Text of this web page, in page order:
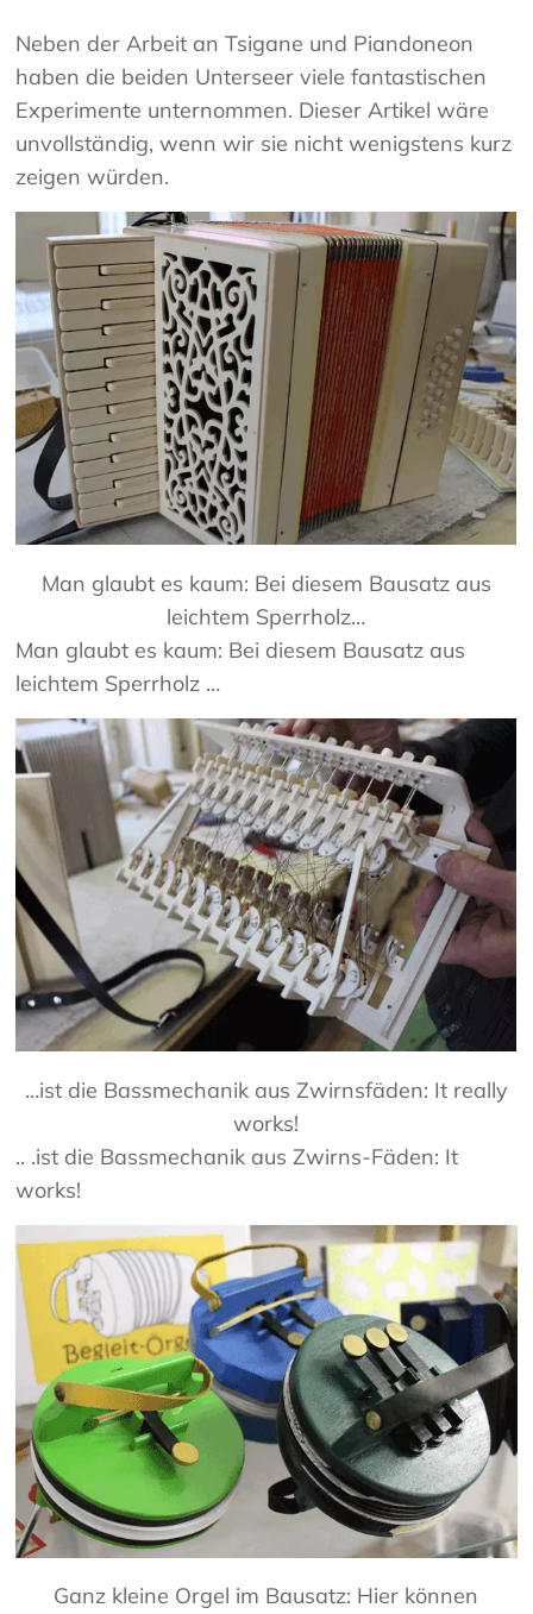
Neben der Arbeit an Tsigane und Piandoneon
haben die beiden Unterseer viele fantastischen
Experimente unternommen. Dieser Artikel wäre
unvollständig, wenn wir sie nicht wenigstens kurz
zeigen würden.
Man glaubt es kaum: Bei diesem Bausatz aus
leichtem Sperrholz…
Man glaubt es kaum: Bei diesem Bausatz aus
leichtem Sperrholz …
…ist die Bassmechanik aus Zwirnsfäden: It really
works!
.. .ist die Bassmechanik aus Zwirns-Fäden: It
works!
Ganz kleine Orgel im Bausatz: Hier können